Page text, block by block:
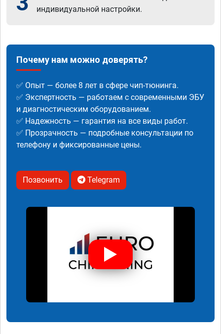
индивидуальной настройки.
Почему нам можно доверять?
✅ Опыт — более 8 лет в сфере чип-тюнинга.
✅ Экспертность — работаем с современными ЭБУ
и диагностическим оборудованием.
✅ Надежность — гарантия на все виды работ.
✅ Прозрачность — подробные консультации по
телефону и фиксированные цены.
Позвонить Telegram